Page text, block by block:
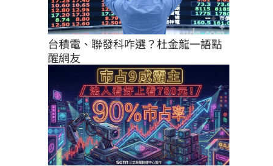
台積電、聯發科咋選？杜金龍一語點
醒網友